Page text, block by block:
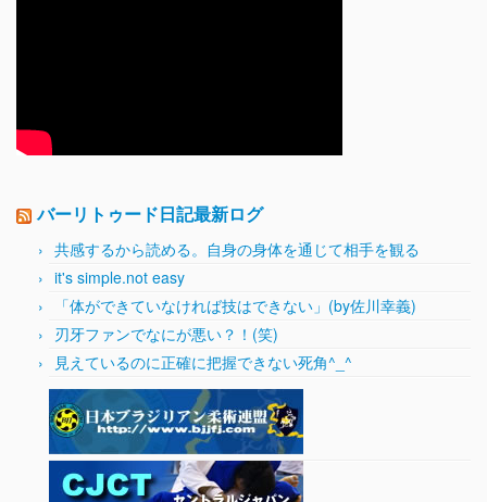
バーリトゥード日記最新ログ
共感するから読める。自身の身体を通じて相手を観る
it's simple.not easy
「体ができていなければ技はできない」(by佐川幸義)
刃牙ファンでなにが悪い？！(笑)
見えているのに正確に把握できない死角^_^